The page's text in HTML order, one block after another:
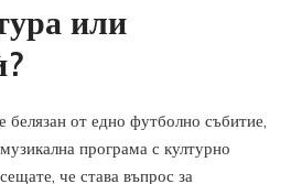
или
белязан от едно футболно събитие,
програма с културно
че става въпрос за